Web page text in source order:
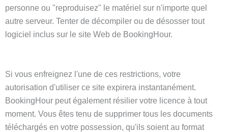
personne ou "reproduisez" le matériel sur n'importe quel
autre serveur. Tenter de décompiler ou de désosser tout
logiciel inclus sur le site Web de BookingHour.
Si vous enfreignez l'une de ces restrictions, votre
autorisation d'utiliser ce site expirera instantanément.
BookingHour peut également résilier votre licence à tout
moment. Vous êtes tenu de supprimer tous les documents
téléchargés en votre possession, qu'ils soient au format